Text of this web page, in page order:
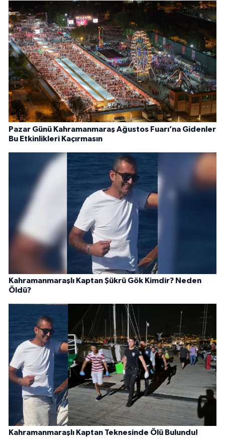
Pazar Günü Kahramanmaraş Ağustos Fuarı’na Gidenler
Bu Etkinlikleri Kaçırmasın
Kahramanmaraşlı Kaptan Şükrü Gök Kimdir? Neden
Öldü?
Kahramanmaraşlı Kaptan Teknesinde Ölü Bulundu!